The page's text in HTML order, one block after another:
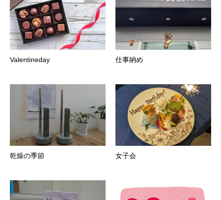
Valentineday 仕事納め
乾燥の季節 女子会